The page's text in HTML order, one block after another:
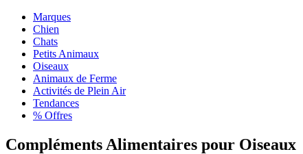
Marques
Chien
Chats
Petits Animaux
Oiseaux
Animaux de Ferme
Activités de Plein Air
Tendances
% Offres
Compléments Alimentaires pour Oiseaux